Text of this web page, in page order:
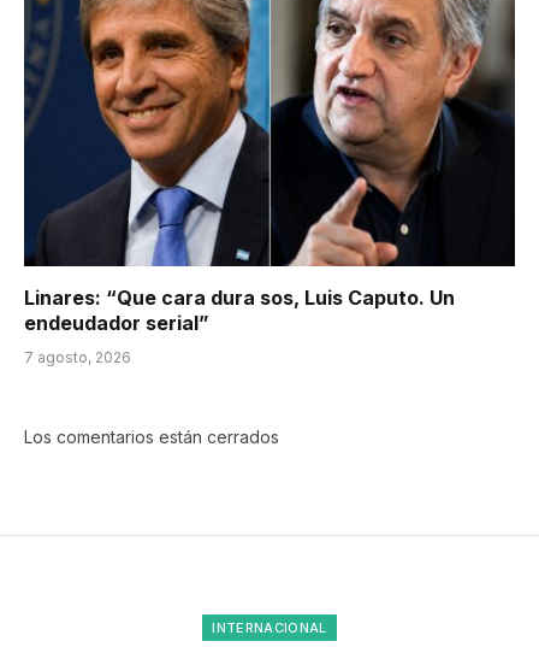
Linares: “Que cara dura sos, Luis Caputo. Un
endeudador serial”
7 agosto, 2026
Los comentarios están cerrados
INTERNACIONAL